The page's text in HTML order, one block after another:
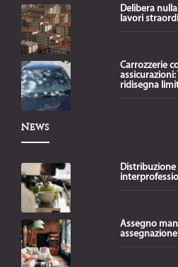
Delibera
lavori
Carrozzerie
ridisegna
News
Assegno